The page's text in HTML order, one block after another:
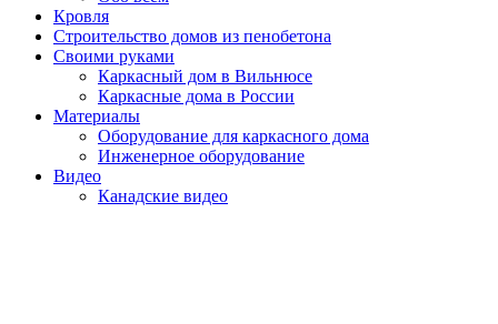
Кровля
Строительство домов из пенобетона
Своими руками
Каркасный дом в Вильнюсе
Каркасные дома в России
Материалы
Оборудование для каркасного дома
Инженерное оборудование
Видео
Канадские видео